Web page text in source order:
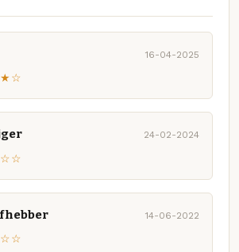
16-04-2025
24-02-2024
14-06-2022